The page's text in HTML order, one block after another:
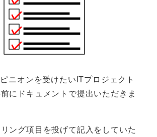
ニオンを受けたいITプロジェクト
にドキュメントで提出いただきま
ング項目を投げて記入をしていた